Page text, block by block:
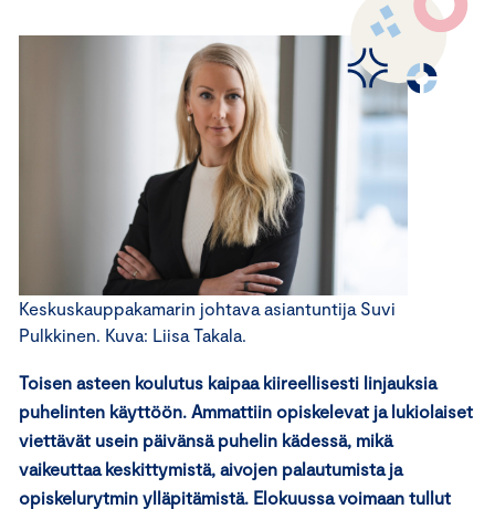
Keskuskauppakamarin johtava asiantuntija Suvi
Pulkkinen. Kuva: Liisa Takala.
Toisen asteen koulutus kaipaa kiireellisesti linjauksia
puhelinten käyttöön. Ammattiin opiskelevat ja lukiolaiset
viettävät usein päivänsä puhelin kädessä, mikä
vaikeuttaa keskittymistä, aivojen palautumista ja
opiskelurytmin ylläpitämistä. Elokuussa voimaan tullut